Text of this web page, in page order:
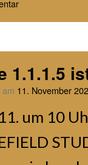
1.1.1.5
11. November
um 10